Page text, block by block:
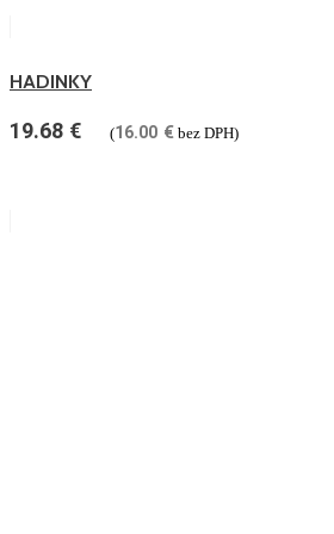
HADINKY
19.68 € (16.00 € bez DPH)